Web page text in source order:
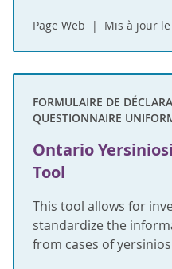
Page Web Mis à jour
FORMULAIRE DE
QUESTIONNAIRE
Ontario
Tool
This tool allows for
standardize the
from cases of